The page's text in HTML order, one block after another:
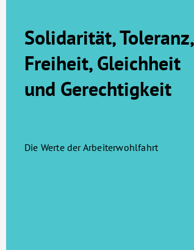
Solidarität, Toleranz,
Freiheit, Gleichheit
und Gerechtigkeit
Die Werte der Arbeiterwohlfahrt